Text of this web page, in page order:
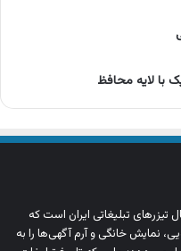
با لایه محافظ
تیزرهای تبلیغاتی ایران است که
نمایش خانگی و آرم‌ آگهی‌ها را به‌